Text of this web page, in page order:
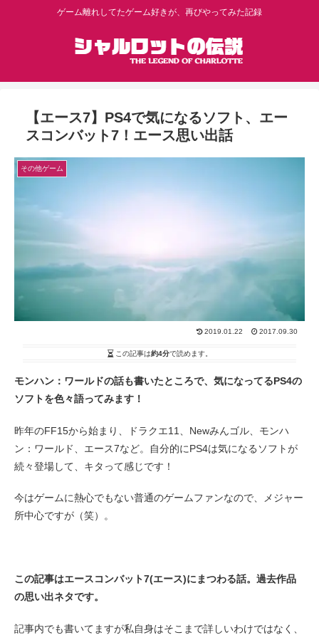
ゲーム離れしてたゲーム好きが、再びやってみた記録
【エース7】PS4で気になるソフト、エー
スコンバット7！エース思い出話
その他ゲーム
2019.01.22 2017.09.30
この記事は約4分で読めます。
モンハン：ワールドの話も書いたところで、気になってるPS4の
ソフトを色々語ってみます！
昨年のFF15から始まり、ドラクエ11、Newみんゴル、モンハ
ン：ワールド、エース7など。自分的にPS4は気になるソフトが
続々登場して、キタって感じです！
今はゲームに熱心でもない普通のゲームファンなので、メジャー
所中心ですが（笑）。
この記事はエースコンバット7(エース)にまつわる話。過去作品
の思い出ネタです。
記事内でも書いてますが私自身はそこまで詳しいわけではなく、